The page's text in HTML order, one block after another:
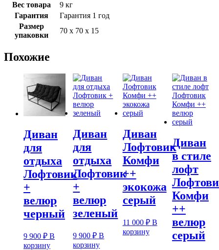
Вес товара
9 кг
Гарантия
Гарантия 1 год
Размер
упаковки
70 х 70 х 15
Похожие
Диван
для
отдыха
Лофтовик
+
велюр
черный
9 900 ₽ В
корзину
Диван
для
отдыха
Лофтовик
+
велюр
зеленый
9 900₽ В
корзину
Диван
Лофтовик
Комфи
++
экокожа
серый
11 000 ₽ В
корзину
Диван
в стиле
лофт
Комфи
++
велюр
серый